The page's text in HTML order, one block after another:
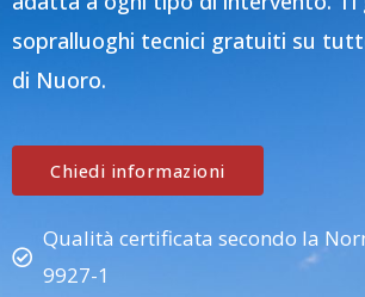
sopralluoghi tecnici gratuiti su
di Nuoro.
Chiedi informazioni
Qualità certificata secondo la
9927-1